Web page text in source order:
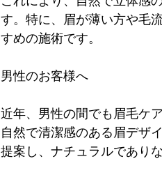
す。特に、眉が薄い方や毛
すめの施術です。
男性のお客様へ
近年、男性の間でも眉毛ケ
自然で清潔感のある眉デザ
提案し、ナチュラルであり